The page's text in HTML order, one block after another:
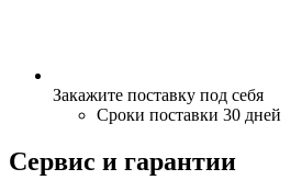
Закажите поставку под себя
Сроки поставки 30 дней
Сервис и гарантии